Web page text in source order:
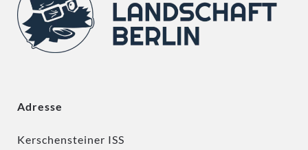
Adresse
Kerschensteiner ISS